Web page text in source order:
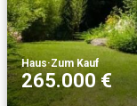
Haus·Zum Kauf
265.000 €